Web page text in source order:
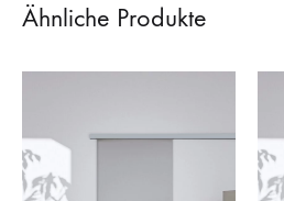
Ähnliche Produkte